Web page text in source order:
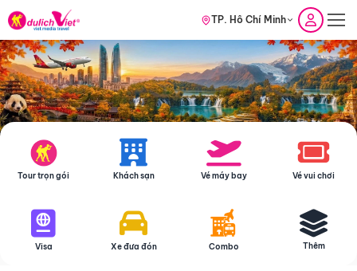
TP. Hồ Chí Minh
Tour trọn gói Khách sạn Vé máy bay Vé vui chơi
Visa Xe đưa đón Combo Thêm